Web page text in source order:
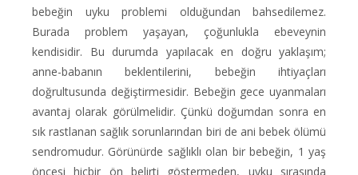
bebeğin uyku problemi olduğundan bahsedilemez.
Burada problem yaşayan, çoğunlukla ebeveynin
kendisidir. Bu durumda yapılacak en doğru yaklaşım;
anne-babanın beklentilerini, bebeğin ihtiyaçları
doğrultusunda değiştirmesidir. Bebeğin gece uyanmaları
avantaj olarak görülmelidir. Çünkü doğumdan sonra en
sık rastlanan sağlık sorunlarından biri de ani bebek ölümü
sendromudur. Görünürde sağlıklı olan bir bebeğin, 1 yaş
öncesi hiçbir ön belirti göstermeden, uyku sırasında